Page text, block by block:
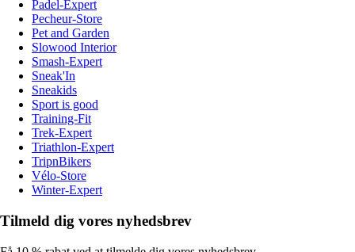
Padel-Expert
Pecheur-Store
Pet and Garden
Slowood Interior
Smash-Expert
Sneak'In
Sneakids
Sport is good
Training-Fit
Trek-Expert
Triathlon-Expert
TripnBikers
Vélo-Store
Winter-Expert
Tilmeld dig vores nyhedsbrev